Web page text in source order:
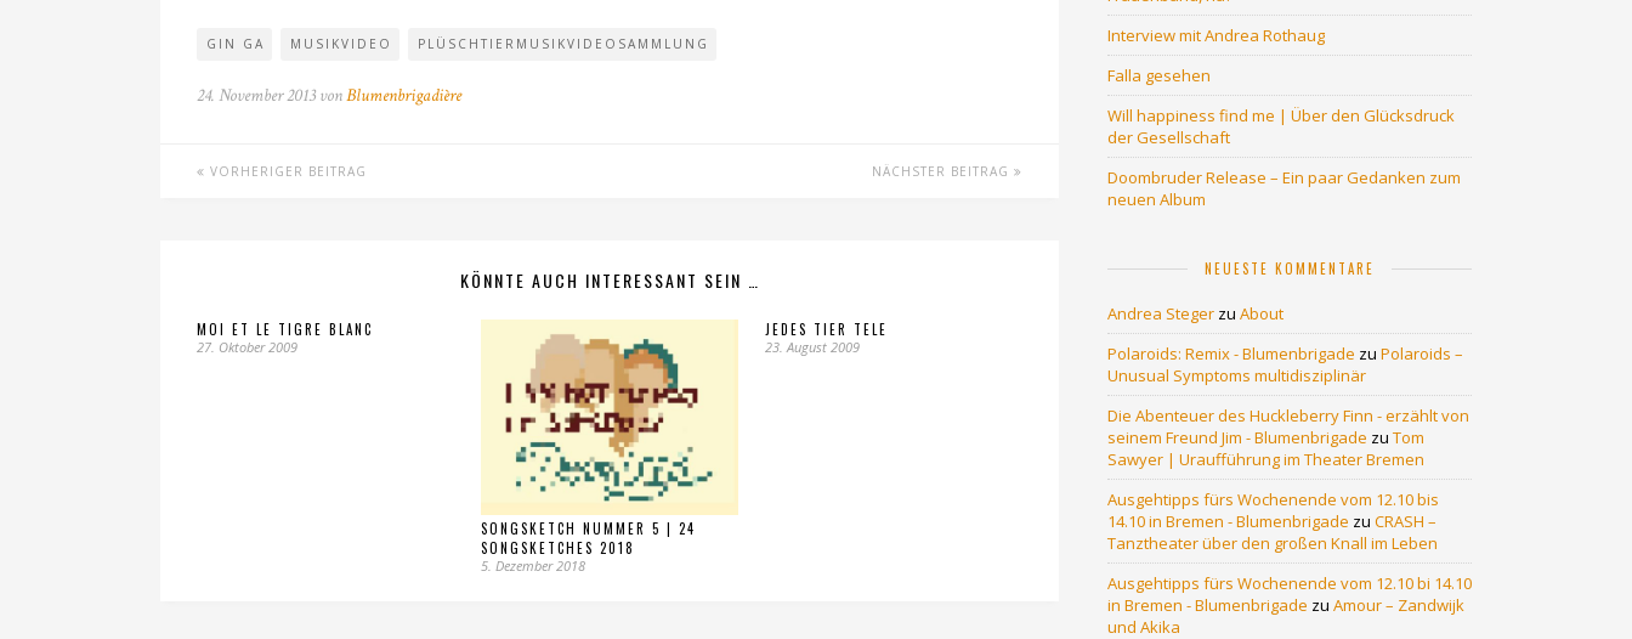
GIN GA MUSIKVIDEO PLÜSCHTIERMUSIKVIDEOSAMMLUNG
24. November 2013 vonBlumenbrigadière
VORHERIGER BEITRAG NÄCHSTER BEITRAG
KÖNNTE AUCH INTERESSANT SEIN …
MOI ET LE TIGRE BLANC
27. Oktober 2009
SONGSKETCH NUMMER 5 | 24
SONGSKETCHES 2018
5. Dezember 2018
JEDES TIER TELE
23. August 2009
Interview mit Andrea Rothaug
Falla gesehen
Will happiness find me | Über den Glücksdruck
der Gesellschaft
Doombruder Release – Ein paar Gedanken zum
neuen Album
NEUESTE KOMMENTARE
Andrea Steger zu About
Polaroids: Remix - Blumenbrigade zu Polaroids –
Unusual Symptoms multidisziplinär
Die Abenteuer des Huckleberry Finn - erzählt von
seinem Freund Jim - Blumenbrigade zu Tom
Sawyer | Uraufführung im Theater Bremen
Ausgehtipps fürs Wochenende vom 12.10 bis
14.10 in Bremen - Blumenbrigade zu CRASH –
Tanztheater über den großen Knall im Leben
Ausgehtipps fürs Wochenende vom 12.10 bi 14.10
in Bremen - Blumenbrigade zu Amour – Zandwijk
und Akika